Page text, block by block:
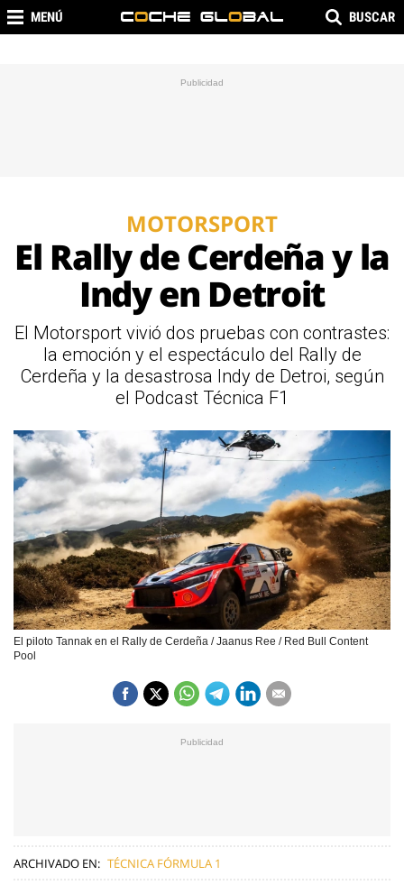
MENÚ BUSCAR
MOTORSPORT
El Rally de Cerdeña y la
Indy en Detroit
El Motorsport vivió dos pruebas con contrastes:
la emoción y el espectáculo del Rally de
Cerdeña y la desastrosa Indy de Detroi, según
el Podcast Técnica F1
El piloto Tannak en el Rally de Cerdeña / Jaanus Ree / Red Bull Content
Pool
ARCHIVADO EN: TÉCNICA FÓRMULA 1